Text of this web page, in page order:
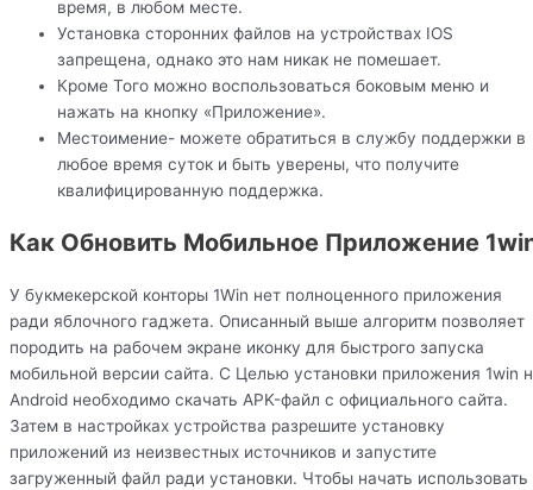
время, в любом месте.
Установка сторонних файлов на устройствах IOS
запрещена, однако это нам никак не помешает.
Кроме Того можно воспользоваться боковым меню и
нажать на кнопку «Приложение».
Местоимение- можете обратиться в службу поддержки в
любое время суток и быть уверены, что получите
квалифицированную поддержка.
Как Обновить Мобильное Приложение
У букмекерской конторы 1Win нет полноценного приложения
ради яблочного гаджета. Описанный выше алгоритм позволяет
породить на рабочем экране иконку для быстрого запуска
мобильной версии сайта. С Целью установки приложения 1win
Android необходимо скачать APK-файл с официального сайта.
Затем в настройках устройства разрешите установку
приложений из неизвестных источников и запустите
загруженный файл ради установки. Чтобы начать использовать